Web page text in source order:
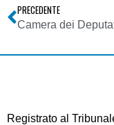
PRECEDENTE
Registrato al